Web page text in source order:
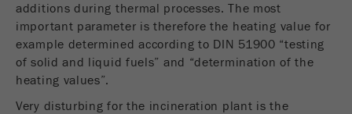
Ciclo de
vida cookie
Fim de sessão
PHPSESSID
Fornecedor php
Nome __utmc
Fornecedor google
Este cookie pertence ao passado e não é mais
compatibilidade com versões anteriores de
additions during thermal processes. The most
important parameter is therefore the heating value for
example determined according to DIN 51900 “testing
of solid and liquid fuels” and “determination of the
heating values”.
Very disturbing for the incineration plant is the